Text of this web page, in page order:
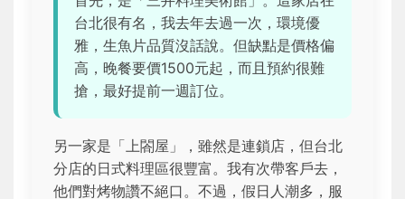
台北很有名，我去年去過一次，環境優
雅，生魚片品質沒話說。但缺點是價格偏
高，晚餐要價1500元起，而且預約很難
搶，最好提前一週訂位。
另一家是「上閤屋」，雖然是連鎖店，但台北
分店的日式料理區很豐富。我有次帶客戶去，
他們對烤物讚不絕口。不過，假日人潮多，服